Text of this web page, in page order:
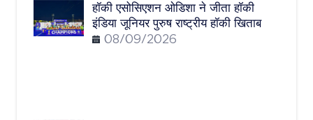
हॉकी एसोसिएशन ओडिशा ने जीता हॉकी
इंडिया जूनियर पुरुष राष्ट्रीय हॉकी खिताब
08/09/2026